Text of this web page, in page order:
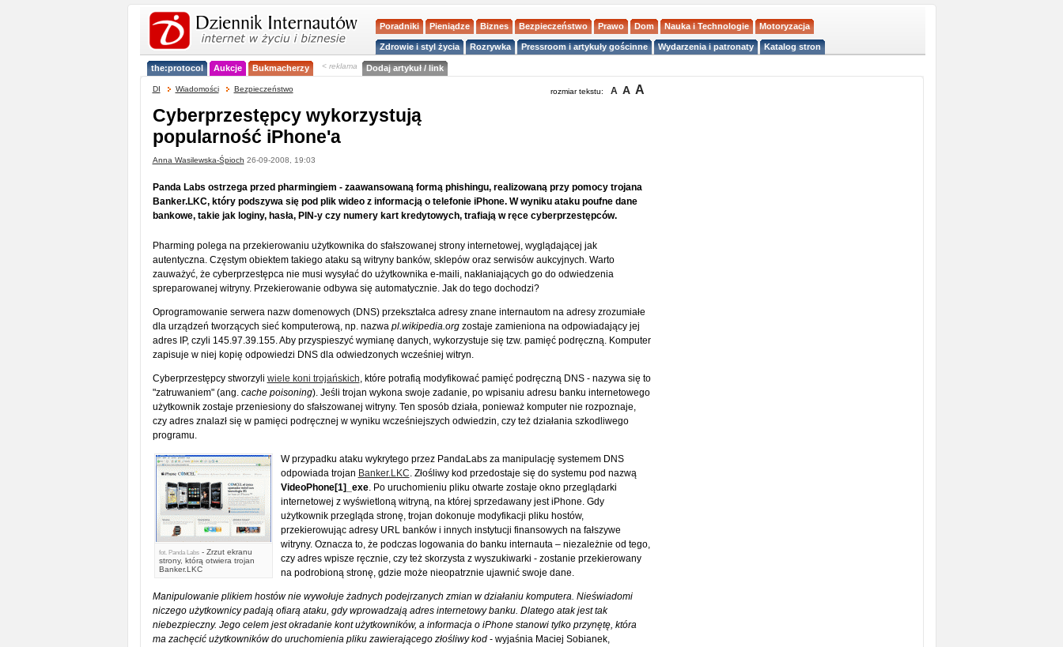
Poradniki Pieniądze Biznes Bezpieczeństwo Prawo Dom Nauka i Technologie Motoryzacja
Zdrowie i styl życia Rozrywka Pressroom i artykuły gościnne Wydarzenia i patronaty Katalog stron
the:protocol Aukcje Bukmacherzy < reklama Dodaj artykuł / link
DI Wiadomości Bezpieczeństwo rozmiar tekstu: A A A
Cyberprzestępcy wykorzystują
popularność iPhone'a
Anna Wasilewska-Śpioch 26-09-2008, 19:03
Panda Labs ostrzega przed pharmingiem - zaawansowaną formą phishingu, realizowaną przy pomocy trojana
Banker.LKC, który podszywa się pod plik wideo z informacją o telefonie iPhone. W wyniku ataku poufne dane
bankowe, takie jak loginy, hasła, PIN-y czy numery kart kredytowych, trafiają w ręce cyberprzestępców.
Pharming polega na przekierowaniu użytkownika do sfałszowanej strony internetowej, wyglądającej jak
autentyczna. Częstym obiektem takiego ataku są witryny banków, sklepów oraz serwisów aukcyjnych. Warto
zauważyć, że cyberprzestępca nie musi wysyłać do użytkownika e-maili, nakłaniających go do odwiedzenia
spreparowanej witryny. Przekierowanie odbywa się automatycznie. Jak do tego dochodzi?
Oprogramowanie serwera nazw domenowych (DNS) przekształca adresy znane internautom na adresy zrozumiałe
dla urządzeń tworzących sieć komputerową, np. nazwa pl.wikipedia.orgzostaje zamieniona na odpowiadający jej
adres IP, czyli 145.97.39.155. Aby przyspieszyć wymianę danych, wykorzystuje się tzw. pamięć podręczną. Komputer
zapisuje w niej kopię odpowiedzi DNS dla odwiedzonych wcześniej witryn.
Cyberprzestępcy stworzyli wiele koni trojańskich, które potrafią modyfikować pamięć podręczną DNS - nazywa się to
"zatruwaniem" (ang. cache poisoning). Jeśli trojan wykona swoje zadanie, po wpisaniu adresu banku internetowego
użytkownik zostaje przeniesiony do sfałszowanej witryny. Ten sposób działa, ponieważ komputer nie rozpoznaje,
czy adres znalazł się w pamięci podręcznej w wyniku wcześniejszych odwiedzin, czy też działania szkodliwego
programu.
fot. Panda Labs- Zrzut ekranu
strony, którą otwiera trojan
Banker.LKC
W przypadku ataku wykrytego przez PandaLabs za manipulację systemem DNS
odpowiada trojan Banker.LKC. Złośliwy kod przedostaje się do systemu pod nazwą
VideoPhone[1]_exe. Po uruchomieniu pliku otwarte zostaje okno przeglądarki
internetowej z wyświetloną witryną, na której sprzedawany jest iPhone. Gdy
użytkownik przegląda stronę, trojan dokonuje modyfikacji pliku hostów,
przekierowując adresy URL banków i innych instytucji finansowych na fałszywe
witryny. Oznacza to, że podczas logowania do banku internauta – niezależnie od tego,
czy adres wpisze ręcznie, czy też skorzysta z wyszukiwarki - zostanie przekierowany
na podrobioną stronę, gdzie może nieopatrznie ujawnić swoje dane.
Manipulowanie plikiem hostów nie wywołuje żadnych podejrzanych zmian w działaniu komputera. Nieświadomi
niczego użytkownicy padają ofiarą ataku, gdy wprowadzają adres internetowy banku. Dlatego atak jest tak
niebezpieczny. Jego celem jest okradanie kont użytkowników, a informacja o iPhone stanowi tylko przynętę, która
ma zachęcić użytkowników do uruchomienia pliku zawierającego złośliwy kod- wyjaśnia Maciej Sobianek,